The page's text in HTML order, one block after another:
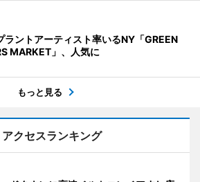
ラントアーティスト率いるNY「GREEN
MARKET」、人気に
もっと見る
アクセスランキング